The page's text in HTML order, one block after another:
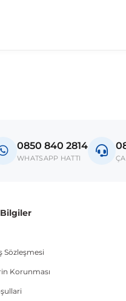
ve kasa tipleri
0850 840 2814
WHATSAPP HATTI
Sözleşmesi
Korunması